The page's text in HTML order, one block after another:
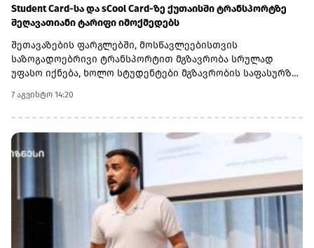
რომ Lion Finance Group-ში ჯგუფის ინვესტიციიდან (14.9%-
იანი წილობრივი მონაწილეობა) სავარაუდო დივიდენდური
ჯგუფი 2029 წლის ბოლომდე მნიშვნელოვან ჭარბ ფულად
სახსრებს დააგროვებს.
Student Card-სა და sCool Card-ზე ქუთაისში ტრანსპორტზე
შეღავათიანი ტარიფი იმოქმედებს
შეთავაზების ფარგლებში, მოსწავლეებისთვის
საზოგადოებრივი ტრანსპორტით მგზავრობა სრულად
უფასო იქნება, ხოლო სტუდენტები მგზავრობის საფასურზე
7 აგვისტო 14:20